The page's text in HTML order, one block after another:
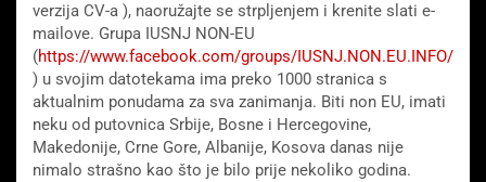
verzija CV-a ), naoružajte se strpljenjem i krenite slati e-
mailove. Grupa IUSNJ NON-EU
(https://www.facebook.com/groups/IUSNJ.NON.EU.INFO/
) u svojim datotekama ima preko 1000 stranica s
aktualnim ponudama za sva zanimanja. Biti non EU, imati
neku od putovnica Srbije, Bosne i Hercegovine,
Makedonije, Crne Gore, Albanije, Kosova danas nije
nimalo strašno kao što je bilo prije nekoliko godina.